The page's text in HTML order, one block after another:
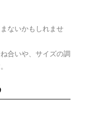
ないかもしれませ
合いや、サイズの調